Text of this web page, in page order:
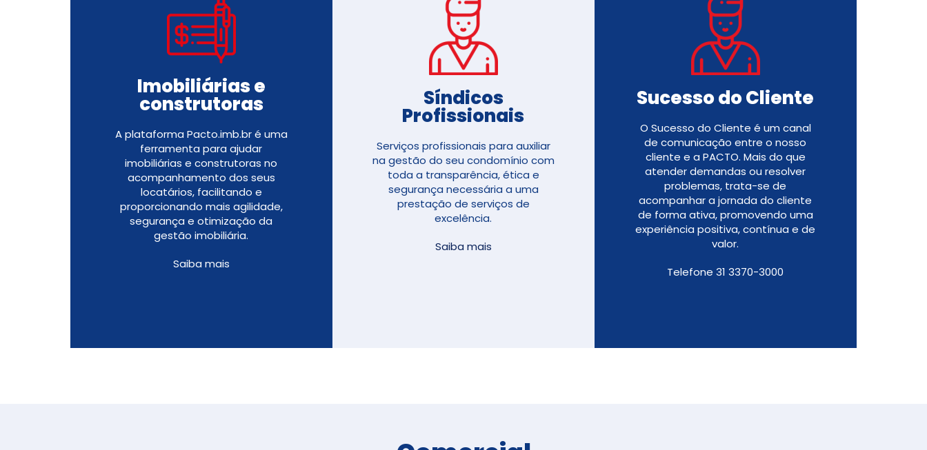
Imobiliárias e
construtoras
A plataforma Pacto.imb.br é uma
ferramenta para ajudar
imobiliárias e construtoras no
acompanhamento dos seus
locatários, facilitando e
proporcionando mais agilidade,
segurança e otimização da
gestão imobiliária.
Saiba mais
Síndicos
Profissionais
Serviços profissionais para auxiliar
na gestão do seu condomínio com
toda a transparência, ética e
segurança necessária a uma
prestação de serviços de
excelência.
Saiba mais
Sucesso do Cliente
O Sucesso do Cliente é um canal
de comunicação entre o nosso
cliente e a PACTO. Mais do que
atender demandas ou resolver
problemas, trata-se de
acompanhar a jornada do cliente
de forma ativa, promovendo uma
experiência positiva, contínua e de
valor.
Telefone 31 3370-3000